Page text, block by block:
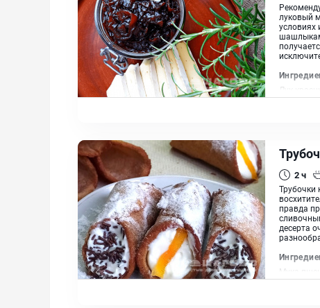
луковый
условиях
Лук
2 ч
Трубочки
правда
десерта
Мука
сахар